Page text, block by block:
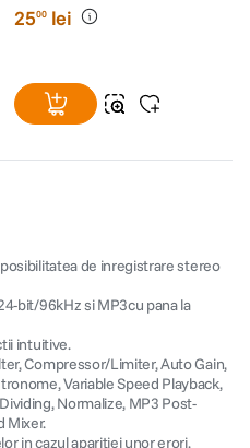
2500 lei
posibilitatea de inregistrare stereo
bit/96kHz si MP3cu pana la
intuitive.
Compressor/Limiter, Auto Gain,
Variable Speed Playback,
Normalize, MP3 Post-
Mixer.
in cazul aparitiei unor erori.